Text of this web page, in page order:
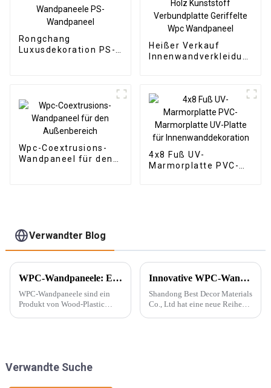
Rongchang
Luxusdekoration PS-
Heißer Verkauf
Innenwandverkleidung
Geriffelte Wpc
Wandpaneel
Wpc-Coextrusions-
Wandpaneel für den
4x8 Fuß UV-
Marmorplatte PVC-
Verwandter Blog
WPC-Wandpaneele: Ein neuer Baustofftyp
WPC-Wandpaneele sind ein
Produkt von Wood-Plastic
und wird mit ... gemischt.
Innovative WPC-Wandpaneele für stilvolle Häuser
Shandong Best Decor Materials
Co., Ltd hat eine neue Reihe
Verwandte Suche